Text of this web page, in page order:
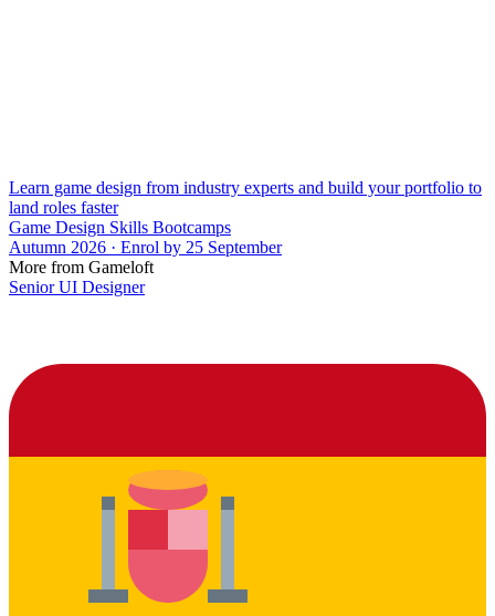
Learn game design from industry experts and build your portfolio to
land roles faster
Game Design Skills Bootcamps
Autumn 2026 · Enrol by 25 September
More from Gameloft
Senior UI Designer